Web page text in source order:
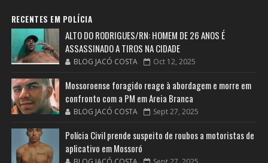
RECENTES EM POLÍCIA
ALTO DO RODRIGUES/RN: HOMEM DE 26 ANOS É
ASSASSINADO A TIROS NA CIDADE
BLOG JACÓ COSTA Oct 12, 2025
Mossoroense foragido reage à abordagem e morre em
confronto com a PM em Areia Branca
BLOG JACÓ COSTA Sept 27, 2025
Polícia Civil prende suspeito de roubos a motoristas de
aplicativo em Mossoró